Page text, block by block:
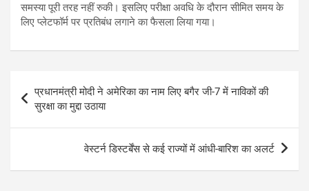
समस्या पूरी तरह नहीं रुकी। इसलिए परीक्षा अवधि के दौरान सीमित समय के
लिए प्लेटफॉर्म पर प्रतिबंध लगाने का फैसला लिया गया।
navigation
प्रधानमंत्री मोदी ने अमेरिका का नाम लिए बगैर जी-7 में नाविकों की
सुरक्षा का मुद्दा उठाया
वेस्टर्न डिस्टर्बेंस से कई राज्यों में आंधी-बारिश का अलर्ट